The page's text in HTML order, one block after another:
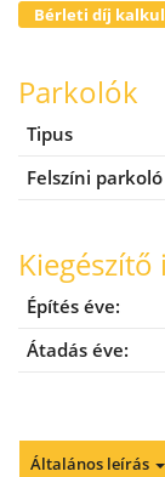
Bérleti díj
Parkolók
Tipus
Felszíni parkoló
Építés éve:
Átadás éve:
Általános leírás